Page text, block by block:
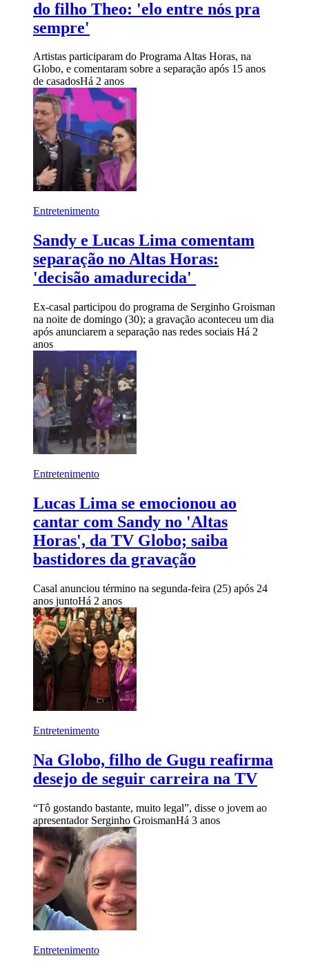
do filho Theo: 'elo entre nós pra
sempre'
Artistas participaram do Programa Altas Horas, na
Globo, e comentaram sobre a separação após 15 anos
de casadosHá 2 anos
Entretenimento
Sandy e Lucas Lima comentam
separação no Altas Horas:
'decisão amadurecida'
Ex-casal participou do programa de Serginho Groisman
na noite de domingo (30); a gravação aconteceu um dia
após anunciarem a separação nas redes sociais Há 2
anos
Entretenimento
Lucas Lima se emocionou ao
cantar com Sandy no 'Altas
Horas', da TV Globo; saiba
bastidores da gravação
Casal anunciou término na segunda-feira (25) após 24
anos juntoHá 2 anos
Entretenimento
Na Globo, filho de Gugu reafirma
desejo de seguir carreira na TV
“Tô gostando bastante, muito legal”, disse o jovem ao
apresentador Serginho GroismanHá 3 anos
Entretenimento